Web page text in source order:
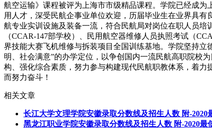
航空运输》课程被评为上海市市级精品课程。学院已经成
用人才，深受民航企事业单位欢迎，历届毕业生在业界具
航专业实训设施及装备一流，符合民航局对岗位在职人员
（CCAR-147部学校）、民用航空器维修人员执照考试（
界技能大赛飞机维修与拆装项目全国训练基地。学院坚持
明、社会满意”的办学定位，以争创国内一流民航高职院校
构、强化综合素质，努力参与构建现代民航职教体系，着
而努力奋斗！
相关文章
长江大学文理学院安徽录取分数线及招生人数 附-2020
黑龙江职业学院安徽录取分数线及招生人数 附-2020最